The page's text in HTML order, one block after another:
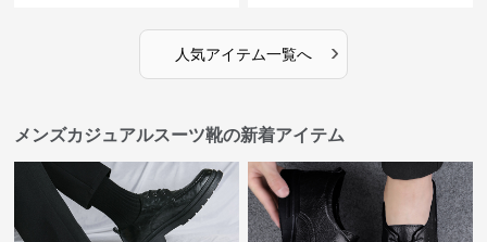
人気アイテム一覧へ ›
メンズカジュアルスーツ靴の新着アイテム